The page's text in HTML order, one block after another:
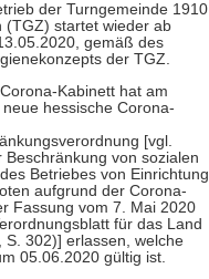
der Turngemeinde 1910
(TGZ) startet wieder ab
gemäß des
der TGZ.
Kabinett hat am
hessische Corona-
[vgl.
Beschränkung von sozialen
Betriebes von Einrichtung
aufgrund der Corona-
Fassung vom 7. Mai 2020
für das Land
S. 302)] erlassen, welche
05.06.2020 gültig ist.